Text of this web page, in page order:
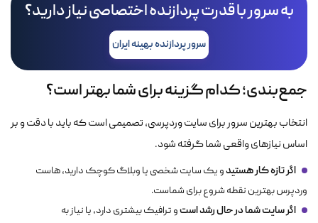
به سرور با قدرت پردازنده اختصاصی نیاز دارید؟
سرور پردازنده بهینه ایران
جمع‌بندی؛ کدام گزینه برای شما بهتر است؟
انتخاب بهترین سرور برای سایت وردپرسی، تصمیمی است که باید با دقت و بر
اساس نیازهای واقعی شما گرفته شود.
اگر تازه کار هستیدو یک سایت شخصی یا وبلاگ کوچک دارید، هاست
وردپرس بهترین نقطه شروع برای شماست.
اگر سایت شما در حال رشد استو ترافیک بیشتری دارد، یا نیاز به